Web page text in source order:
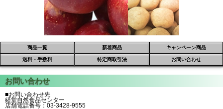
商品一覧 新着商品 キャンペーン商品
送料・手数料 特定商取引法 お問い合わせ
■お問い合わせ先
経堂自然食品センター
店舗電話番号：03-3428-9555